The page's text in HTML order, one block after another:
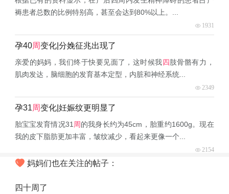
褥患者总数的比例特别高，甚至会达到80%以上。...
1931
孕40周变化|分娩征兆出现了
亲爱的妈妈，我们终于快要见面了，这时候我四肢骨骼有力，
肌肉发达，脑细胞的发育基本定型，内脏和神经系统...
2349
孕31周变化|妊娠纹更明显了
胎宝宝发育情况31 周的我身长约为45cm，胎重约1600g。现在
我的皮下脂肪更加丰富，皱纹减少，看起来更像一个...
2154
妈妈们也在关注的帖子：
四十周了